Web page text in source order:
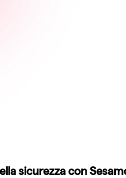
sicurezza con